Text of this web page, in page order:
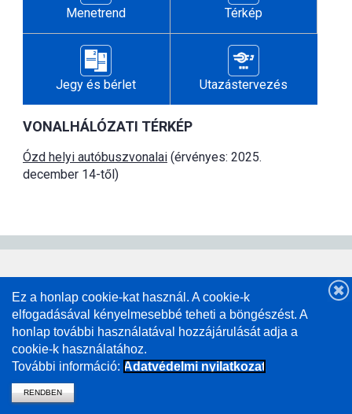
Menetrend Térkép
Jegy és bérlet Utazástervezés
VONALHÁLÓZATI TÉRKÉP
Ózd helyi autóbuszvonalai (érvényes: 2025.
december 14-től)
Ez a honlap cookie-kat használ. A cookie-k
elfogadásával kényelmesebbé teheti a böngészést. A
honlap további használatával hozzájárulását adja a
cookie-k használatához.
További információ: Adatvédelmi nyilatkozat
RENDBEN